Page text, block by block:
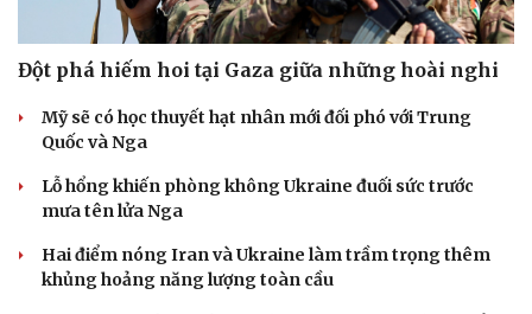
Đột phá hiếm hoi tại Gaza giữa những hoài nghi
Mỹ sẽ có học thuyết hạt nhân mới đối phó với Trung
Quốc và Nga
Lỗ hổng khiến phòng không Ukraine đuối sức trước
mưa tên lửa Nga
Hai điểm nóng Iran và Ukraine làm trầm trọng thêm
khủng hoảng năng lượng toàn cầu